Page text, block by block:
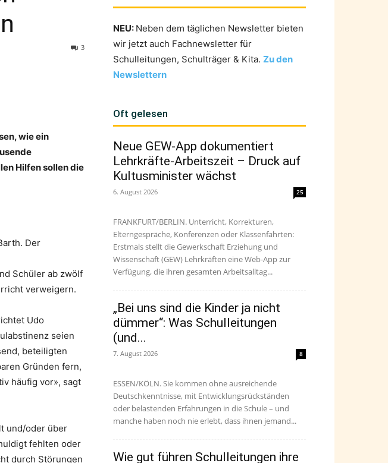
3
wie ein
Hilfen sollen die
Der
Schüler ab zwölf
verweigern.
Udo
seien
beteiligten
Gründen fern,
häufig vor», sagt
und/oder über
fehlten oder
durch Störungen
NEU: Neben dem täglichen Newsletter bieten
wir jetzt auch Fachnewsletter für
Schulleitungen, Schulträger & Kita. Zu den
Newslettern
Oft gelesen
Neue GEW-App dokumentiert
Lehrkräfte-Arbeitszeit – Druck auf
Kultusminister wächst
6. August 2026 25
FRANKFURT/BERLIN. Unterricht, Korrekturen,
Elterngespräche, Konferenzen oder Klassenfahrten:
Erstmals stellt die Gewerkschaft Erziehung und
Wissenschaft (GEW) Lehrkräften eine Web-App zur
Verfügung, die ihren gesamten Arbeitsalltag...
„Bei uns sind die Kinder ja nicht
dümmer“: Was Schulleitungen
(und...
7. August 2026 8
ESSEN/KÖLN. Sie kommen ohne ausreichende
Deutschkenntnisse, mit Entwicklungsrückständen
oder belastenden Erfahrungen in die Schule – und
manche haben noch nie erlebt, dass ihnen jemand...
Wie gut führen Schulleitungen ihre